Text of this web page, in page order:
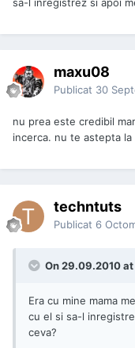
maxu08
Publicat 30
nu prea este credibil
incerca. nu te astepta la
techntuts
Publicat 6
On 29.09.2010
Era cu mine mama
cu el si sa-l
ceva?